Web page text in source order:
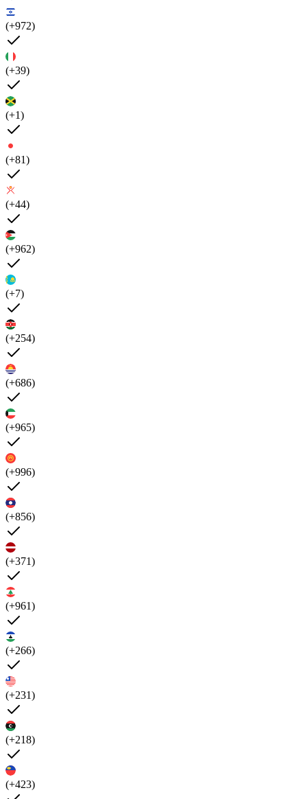
(+972)
(+39)
(+1)
(+81)
(+44)
(+962)
(+7)
(+254)
(+686)
(+965)
(+996)
(+856)
(+371)
(+961)
(+266)
(+231)
(+218)
(+423)